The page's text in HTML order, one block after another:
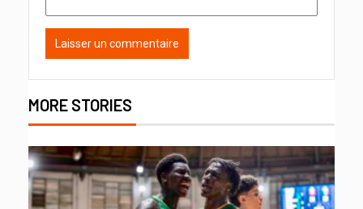
MORE STORIES